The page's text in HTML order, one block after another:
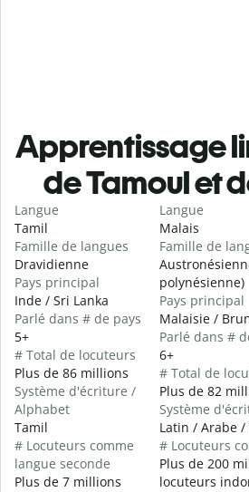
Apprentissage
de Tamoul et
Langue
Tamil
Famille de langues
Dravidienne
Pays principal
Inde / Sri Lanka
Parlé dans # de pays
5+
# Total de locuteurs
Plus de 86 millions
Système d'écriture /
Alphabet
Tamil
# Locuteurs comme
langue seconde
Plus de 7 millions
Langue
Malais
Famille de
polynésienne)
Pays principal
Malaisie /
Parlé dans #
6+
# Total de
Plus de 82
Système
Latin / Arabe /
# Locuteurs
Plus de 200
locuteurs